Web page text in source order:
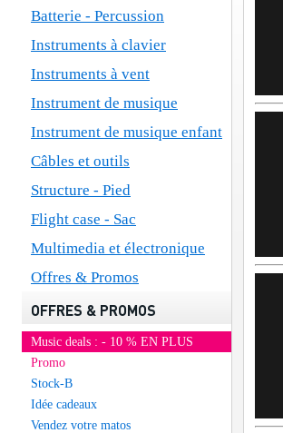
Batterie - Percussion
Instruments à clavier
Instruments à vent
Instrument de musique
Instrument de musique enfant
Câbles et outils
Structure - Pied
Flight case - Sac
Multimedia et électronique
Offres & Promos
OFFRES & PROMOS
Music deals : - 10 % EN PLUS
Promo
Stock-B
Idée cadeaux
Vendez votre matos